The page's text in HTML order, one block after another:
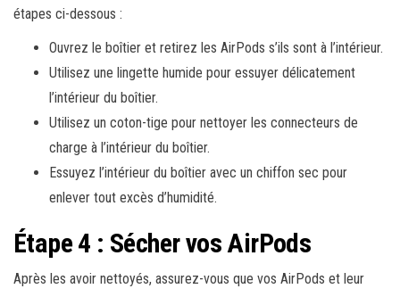
étapes ci-dessous :
Ouvrez le boîtier et retirez les AirPods s’ils sont à l’intérieur.
Utilisez une lingette humide pour essuyer délicatement
l’intérieur du boîtier.
Utilisez un coton-tige pour nettoyer les connecteurs de
charge à l’intérieur du boîtier.
Essuyez l’intérieur du boîtier avec un chiffon sec pour
enlever tout excès d’humidité.
Étape 4 : Sécher vos AirPods
Après les avoir nettoyés, assurez-vous que vos AirPods et leur